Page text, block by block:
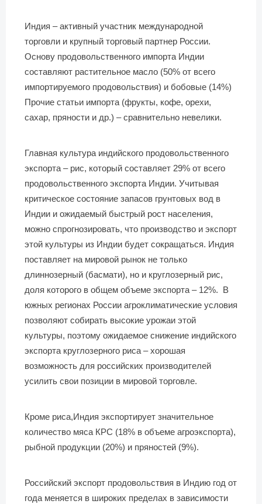
Индия – активный участник международной
торговли и крупный торговый партнер России.
Основу продовольственного импорта Индии
составляют растительное масло (50% от всего
импортируемого продовольствия) и бобовые (14%)
Прочие статьи импорта (фрукты, кофе, орехи,
сахар, пряности и др.) – сравнительно невелики.
Главная культура индийского продовольственного
экспорта – рис, который составляет 29% от всего
продовольственного экспорта Индии. Учитывая
критическое состояние запасов грунтовых вод в
Индии и ожидаемый быстрый рост населения,
можно спрогнозировать, что производство и экспорт
этой культуры из Индии будет сокращаться. Индия
поставляет на мировой рынок не только
длиннозерный (басмати), но и круглозерный рис,
доля которого в общем объеме экспорта – 12%. В
южных регионах России агроклиматические условия
позволяют собирать высокие урожаи этой
культуры, поэтому ожидаемое снижение индийского
экспорта круглозерного риса – хорошая
возможность для российских производителей
усилить свои позиции в мировой торговле.
Кроме риса,Индия экспортирует значительное
количество мяса КРС (18% в объеме агроэкспорта),
рыбной продукции (20%) и пряностей (9%).
Российский экспорт продовольствия в Индию год от
года меняется в широких пределах в зависимости